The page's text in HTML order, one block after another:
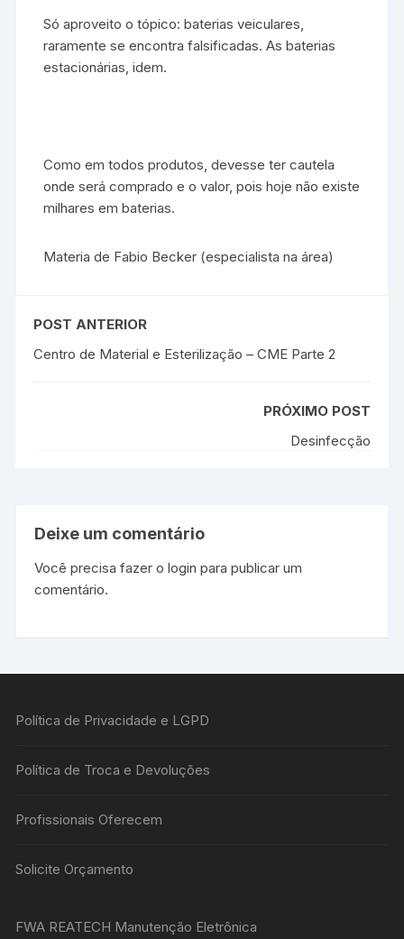
Só aproveito o tópico: baterias veiculares,
raramente se encontra falsificadas. As baterias
estacionárias, idem.
Como em todos produtos, devesse ter cautela
onde será comprado e o valor, pois hoje não existe
milhares em baterias.
Materia de Fabio Becker (especialista na área)
POST ANTERIOR
Centro de Material e Esterilização – CME Parte 2
PRÓXIMO POST
Desinfecção
Deixe um comentário
Você precisa fazer ologin para publicar um
comentário.
Política de Privacidade e LGPD
Política de Troca e Devoluções
Profissionais Oferecem
Solicite Orçamento
FWA REATECH Manutenção Eletrônica